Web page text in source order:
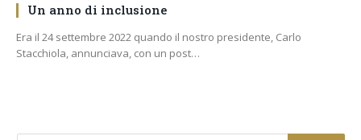
Un anno di inclusione
Era il 24 settembre 2022 quando il nostro presidente, Carlo
Stacchiola, annunciava, con un post…